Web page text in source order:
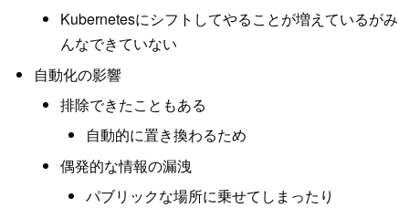
Kubernetesにシフトしてやることが増えているがみ
んなできていない
自動化の影響
排除できたこともある
自動的に置き換わるため
偶発的な情報の漏洩
パブリックな場所に乗せてしまったり